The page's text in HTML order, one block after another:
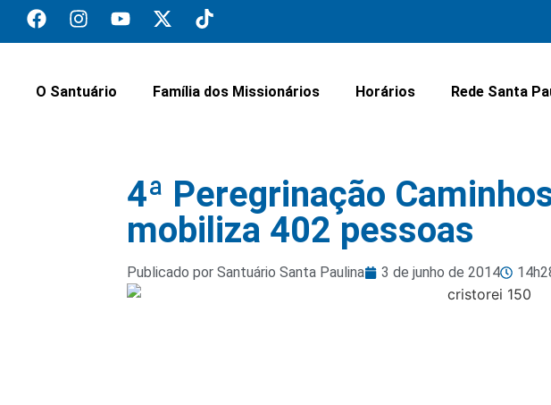
O Santuário Família dos Missionários Horários Rede Santa
4ª Peregrinação
mobiliza 402 pessoas
Publicado por Santuário Santa Paulina 3 de junho de 2014